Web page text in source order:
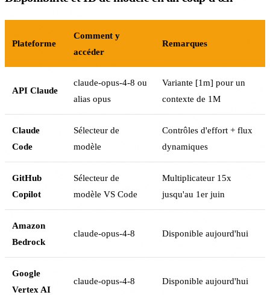
Plateforme
Comment y
accéder
Remarques
API Claude
claude-opus-4-8 ou
alias opus
Variante [1m] pour un
contexte de 1M
Claude
Code
Sélecteur de
modèle
Contrôles d'effort + flux
dynamiques
GitHub
Copilot
Sélecteur de
modèle VS Code
Multiplicateur 15x
jusqu'au 1er juin
Amazon
Bedrock
claude-opus-4-8 Disponible aujourd'hui
Google
Vertex AI
claude-opus-4-8 Disponible aujourd'hui